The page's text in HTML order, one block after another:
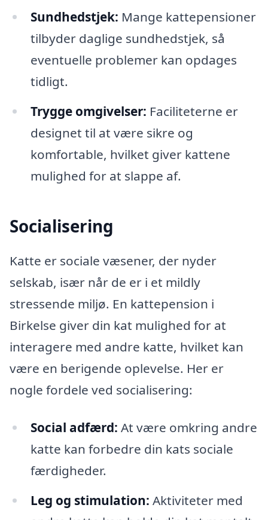
Sundhedstjek: Mange kattepensioner
tilbyder daglige sundhedstjek, så
eventuelle problemer kan opdages
tidligt.
Trygge omgivelser: Faciliteterne er
designet til at være sikre og
komfortable, hvilket giver kattene
mulighed for at slappe af.
Socialisering
Katte er sociale væsener, der nyder
selskab, især når de er i et mildly
stressende miljø. En kattepension i
Birkelse giver din kat mulighed for at
interagere med andre katte, hvilket kan
være en berigende oplevelse. Her er
nogle fordele ved socialisering:
Social adfærd: At være omkring andre
katte kan forbedre din kats sociale
færdigheder.
Leg og stimulation: Aktiviteter med